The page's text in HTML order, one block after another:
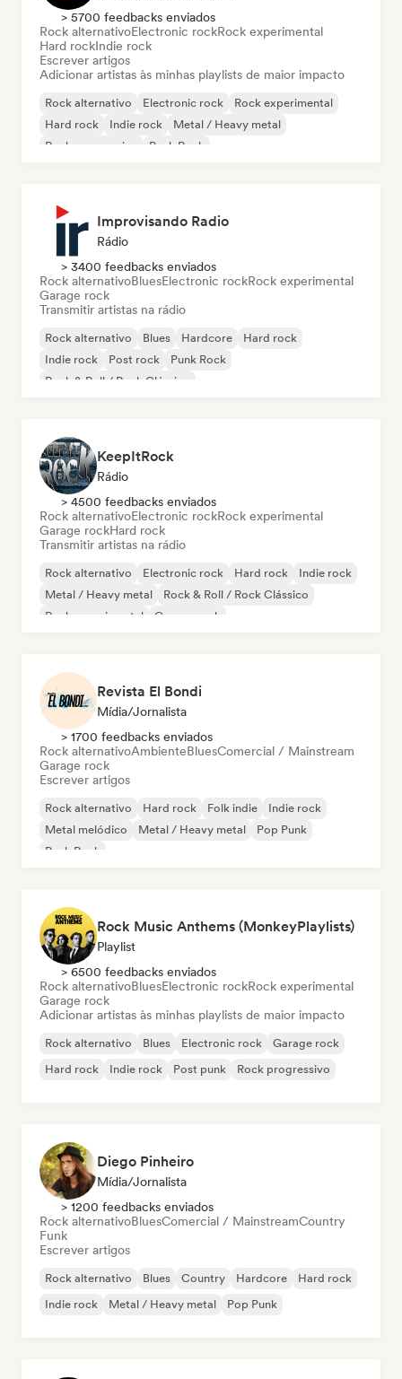
> 5700 feedbacks enviados
Rock alternativoElectronic rockRock experimental
Hard rockIndie rock
Escrever artigos
Adicionar artistas às minhas playlists de maior impacto
Rock alternativo Electronic rock
Rock experimental
Hard rock
Indie rock
Metal / Heavy metal
Rock progressivo
Punk Rock
Improvisando Radio
Rádio
> 3400 feedbacks enviados
Rock alternativoBluesElectronic rockRock experimental
Garage rock
Transmitir artistas na rádio
Rock alternativo Blues Hardcore
Hard rock
Indie rock
Post rock
Punk Rock
Rock & Roll / Rock Clássico
KeepItRock
Rádio
> 4500 feedbacks enviados
Rock alternativoElectronic rockRock experimental
Garage rockHard rock
Transmitir artistas na rádio
Rock alternativo Electronic rock Hard rock
Indie rock
Metal / Heavy metal
Rock & Roll / Rock Clássico
Rock experimental
Garage rock
Revista El Bondi
Mídia/Jornalista
> 1700 feedbacks enviados
Rock alternativoAmbienteBluesComercial / Mainstream
Garage rock
Escrever artigos
Rock alternativo Hard rock Folk indie
Indie rock
Metal melódico
Metal / Heavy metal
Pop Punk
Punk Rock
Rock Music Anthems (MonkeyPlaylists)
Playlist
> 6500 feedbacks enviados
Rock alternativoBluesElectronic rockRock experimental
Garage rock
Adicionar artistas às minhas playlists de maior impacto
Rock alternativo Blues Electronic rock
Garage rock
Hard rock
Indie rock Post punk Rock progressivo
Diego Pinheiro
Mídia/Jornalista
> 1200 feedbacks enviados
Rock alternativoBluesComercial / MainstreamCountry
Funk
Escrever artigos
Rock alternativo Blues Country Hardcore
Hard rock
Indie rock
Metal / Heavy metal Pop Punk